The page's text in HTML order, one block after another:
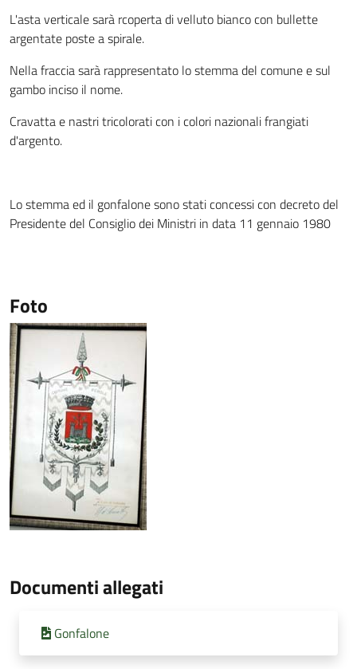
L'asta verticale sarà rcoperta di velluto bianco con bullette
argentate poste a spirale.
Nella fraccia sarà rappresentato lo stemma del comune e sul
gambo inciso il nome.
Cravatta e nastri tricolorati con i colori nazionali frangiati
d'argento.
Lo stemma ed il gonfalone sono stati concessi con decreto del
Presidente del Consiglio dei Ministri in data 11 gennaio 1980
Foto
Documenti allegati
Gonfalone